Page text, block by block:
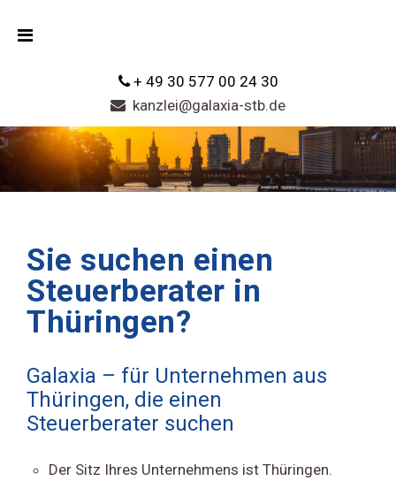
+ 49 30 577 00 24 30
kanzlei@galaxia-stb.de
Sie suchen einen
Steuerberater in
Thüringen?
Galaxia – für Unternehmen aus
Thüringen, die einen
Steuerberater suchen
Der Sitz Ihres Unternehmens ist Thüringen.